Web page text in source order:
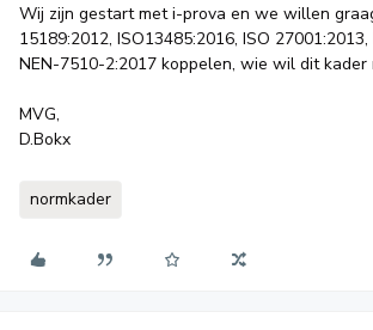
Wij zijn gestart met i-prova en we willen
15189:2012, ISO13485:2016, ISO
NEN-7510-2:2017 koppelen, wie wil dit kader
MVG,
D.Bokx
normkader